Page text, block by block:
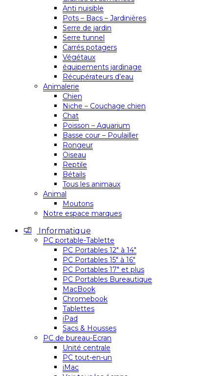
Anti nuisible
Pots – Bacs – Jardinières
Serre de jardin
Serre tunnel
Carrés potagers
Végétaux
équipements jardinage
Récupérateurs d’eau
Animalerie
Chien
Niche – Couchage chien
Chat
Poisson – Aquarium
Basse cour – Poulailler
Rongeur
Oiseau
Reptile
Bétails
Tous les animaux
Animal
Moutons
Notre espace marques
Informatique
PC portable-Tablette
PC Portables 12″ à 14″
PC Portables 15″ à 16″
PC Portables 17″ et plus
PC Portables Bureautique
MacBook
Chromebook
Tablettes
iPad
Sacs & Housses
PC de bureau-Ecran
Unité centrale
PC tout-en-un
iMac